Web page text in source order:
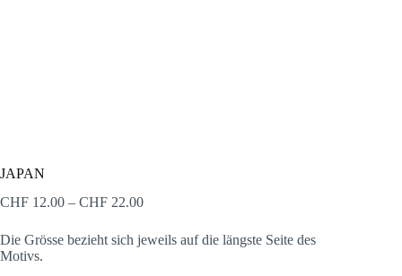
JAPAN
CHF 12.00 – CHF 22.00Preisspanne:
CHF 22.00
Die Grösse bezieht sich jeweils auf die längste Seite des
Motivs.